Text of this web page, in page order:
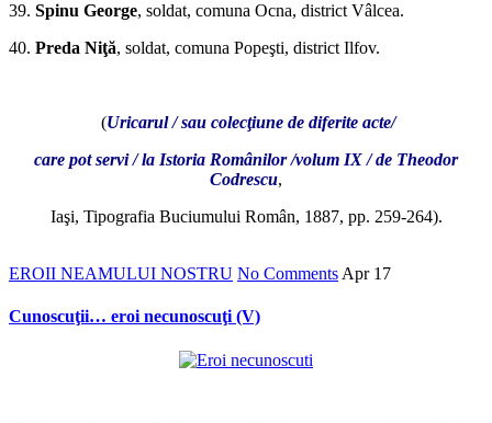
39. Spinu George, soldat, comuna Ocna, district Vâlcea.
40. Preda Niţă, soldat, comuna Popeşti, district Ilfov.
(Uricarul / sau colecţiune de diferite acte/
care pot servi / la Istoria Românilor /volum IX / de Theodor
Codrescu,
Iaşi, Tipografia Buciumului Român, 1887, pp. 259-264).
EROII NEAMULUI NOSTRU No Comments Apr 17
Cunoscuţii… eroi necunoscuţi (V)